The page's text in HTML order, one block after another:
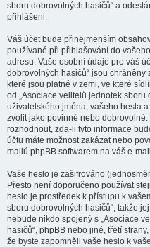
sboru dobrovolných hasičů“ a
přihlášeni.
Váš účet bude přinejmenším
používané při přihlašování do
adresu. Vaše osobní údaje pro váš
dobrovolných hasičů“ jsou
které jsou platné v zemi, ve které
od „Asociace velitelů jednotek
uživatelského jména, vašeho hesla
zvolit jako povinné nebo
rozhodnout, zda-li tyto informace
účtu máte možnost zakázat nebo
mailů phpBB softwarem na váš e-
Vaše heslo je zašifrováno
Přesto není doporučeno používat
heslo je prostředek k přístupu k
sboru dobrovolných hasičů“, takže
nebude nikdo spojený s „Asociace
hasičů“, phpBB nebo jiné, třetí
že byste zapomněli vaše heslo k